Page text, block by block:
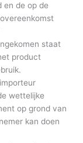
en de op de
staat
product
wettelijke
op grond van
kan doen